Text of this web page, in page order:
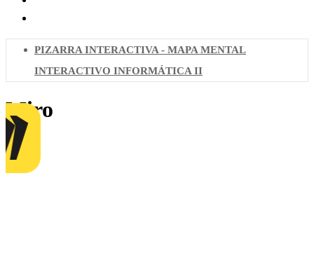
PIZARRA INTERACTIVA - MAPA MENTAL
INTERACTIVO INFORMÁTICA II